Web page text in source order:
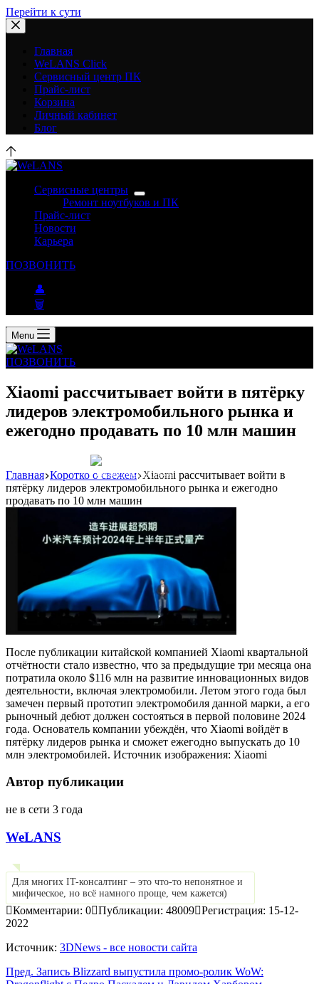
Перейти к сути
Главная
WeLANS Click
Сервисный центр ПК
Прайс-лист
Корзина
Личный кабинет
Блог
Сервисные центры
Ремонт ноутбуков и ПК
Прайс-лист
Новости
Карьера
ПОЗВОНИТЬ
👤
🗑
Menu
ПОЗВОНИТЬ
Xiaomi рассчитывает войти в пятёрку
лидеров электромобильного рынка и
ежегодно продавать по 10 млн машин
Реклама: WeLANS облако
Главная Коротко о свежем Xiaomi рассчитывает войти в
пятёрку лидеров электромобильного рынка и ежегодно
продавать по 10 млн машин
После публикации китайской компанией Xiaomi квартальной
отчётности стало известно, что за предыдущие три месяца она
потратила около $116 млн на развитие инновационных видов
деятельности, включая электромобили. Летом этого года был
замечен первый прототип электромобиля данной марки, а его
рыночный дебют должен состояться в первой половине 2024
года. Основатель компании убеждён, что Xiaomi войдёт в
пятёрку лидеров рынка и сможет ежегодно выпускать до 10
млн электромобилей. Источник изображения: Xiaomi
Автор публикации
не в сети 3 года
WeLANS
Для многих IT-консалтинг – это что-то непонятное и
мифическое, но всё намного проще, чем кажется)
Комментарии: 0 Публикации: 48009 Регистрация: 15-12-
2022
Источник: 3DNews - все новости сайта
Пред. Запись Blizzard выпустила промо-ролик WoW: